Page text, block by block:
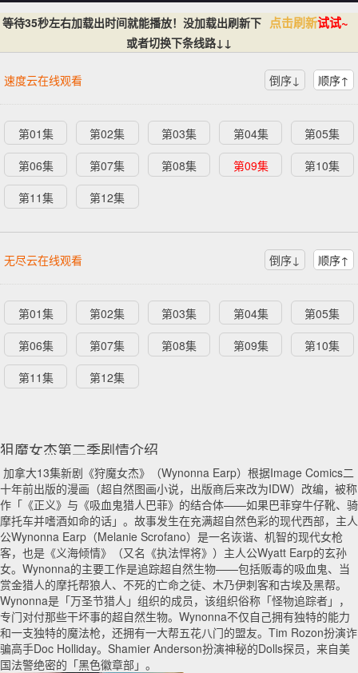
等待35秒左右加载出时间就能播放！没加载出刷新下 点击刷新试试~
或者切换下条线路↓↓
速度云在线观看 倒序↓ 顺序↑
第01集 第02集 第03集 第04集
第05集
第06集
第07集 第08集 第09集
第10集
第11集
第12集
无尽云在线观看 倒序↓ 顺序↑
第01集 第02集 第03集 第04集
第05集
第06集
第07集 第08集 第09集
第10集
第11集
第12集
狙魔女杰第二季剧情介绍
加拿大13集新剧《狩魔女杰》（Wynonna Earp）根据Image Comics二
十年前出版的漫画（超自然图画小说，出版商后来改为IDW）改编，被称
作「《正义》与《吸血鬼猎人巴菲》的结合体——如果巴菲穿牛仔靴、骑
摩托车并嗜酒如命的话」。故事发生在充满超自然色彩的现代西部，主人
公Wynonna Earp（Melanie Scrofano）是一名诙谐、机智的现代女枪
客，也是《义海倾情》（又名《执法悍将》）主人公Wyatt Earp的玄孙
女。Wynonna的主要工作是追踪超自然生物——包括贩毒的吸血鬼、当
赏金猎人的摩托帮狼人、不死的亡命之徒、木乃伊刺客和古埃及黑帮。
Wynonna是「万圣节猎人」组织的成员，该组织俗称「怪物追踪者」，
专门对付那些干坏事的超自然生物。Wynonna不仅自己拥有独特的能力
和一支独特的魔法枪，还拥有一大帮五花八门的盟友。Tim Rozon扮演诈
骗高手Doc Holliday。Shamier Anderson扮演神秘的Dolls探员，来自美
国法警绝密的「黑色徽章部」。